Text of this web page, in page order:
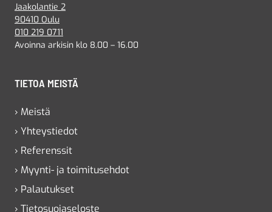
Jaakolantie 2
90410 Oulu
010 219 0711
Avoinna arkisin klo 8.00 – 16.00
TIETOA MEISTÄ
› Meistä
› Yhteystiedot
› Referenssit
› Myynti- ja toimitusehdot
› Palautukset
› Tietosuojaseloste